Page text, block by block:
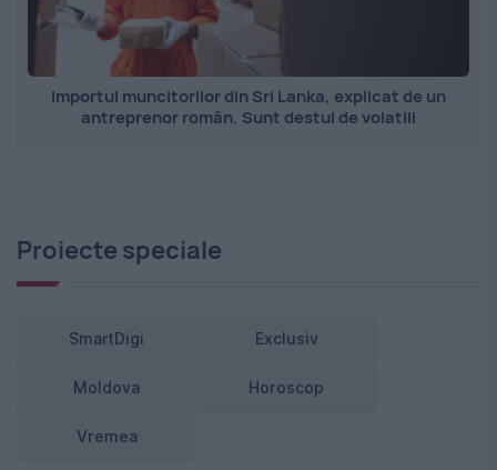
Importul muncitorilor din Sri Lanka, explicat de un
antreprenor român. Sunt destul de volatili
Proiecte speciale
SmartDigi Exclusiv
Moldova Horoscop
Vremea